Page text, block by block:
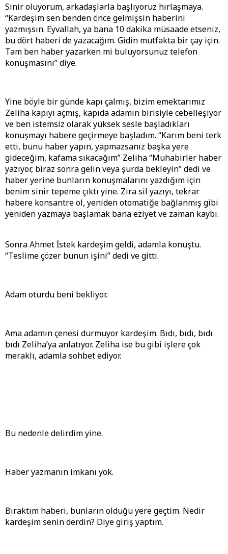
Sinir oluyorum, arkadaşlarla başlıyoruz hırlaşmaya.
“Kardeşim sen benden önce gelmişsin haberini
yazmışsın. Eyvallah, ya bana 10 dakika müsaade etseniz,
bu dört haberi de yazacağım. Gidin mutfakta bir çay için.
Tam ben haber yazarken mi buluyorsunuz telefon
konuşmasını” diye.
Yine böyle bir günde kapı çalmış, bizim emektarımız
Zeliha kapıyı açmış, kapıda adamın birisiyle cebelleşiyor
ve ben istemsiz olarak yüksek sesle başladıkları
konuşmayı habere geçirmeye başladım. “Karım beni terk
etti, bunu haber yapın, yapmazsanız başka yere
gideceğim, kafama sıkacağım” Zeliha “Muhabirler haber
yazıyor, biraz sonra gelin veya şurda bekleyin” dedi ve
haber yerine bunların konuşmalarını yazdığım için
benim sinir tepeme çıktı yine. Zira sil yazıyı, tekrar
habere konsantre ol, yeniden otomatiğe bağlanmış gibi
yeniden yazmaya başlamak bana eziyet ve zaman kaybı.
Sonra Ahmet İstek kardeşim geldi, adamla konuştu.
“Teslime çözer bunun işini” dedi ve gitti.
Adam oturdu beni bekliyor.
Ama adamın çenesi durmuyor kardeşim. Bıdı, bıdı, bıdı
bıdı Zeliha’ya anlatıyor. Zeliha ise bu gibi işlere çok
meraklı, adamla sohbet ediyor.
Bu nedenle delirdim yine.
Haber yazmanın imkanı yok.
Bıraktım haberi, bunların olduğu yere geçtim. Nedir
kardeşim senin derdin? Diye giriş yaptım.